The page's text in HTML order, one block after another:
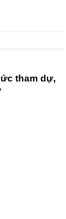
tham dự,